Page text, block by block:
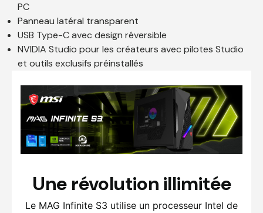
PC
Panneau latéral transparent
USB Type-C avec design réversible
NVIDIA Studio pour les créateurs avec pilotes Studio
et outils exclusifs préinstallés
Une révolution illimitée
Le MAG Infinite S3 utilise un processeur Intel de